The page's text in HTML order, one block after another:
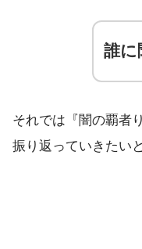
誰
それでは『闇の覇者
振り返っていきたい